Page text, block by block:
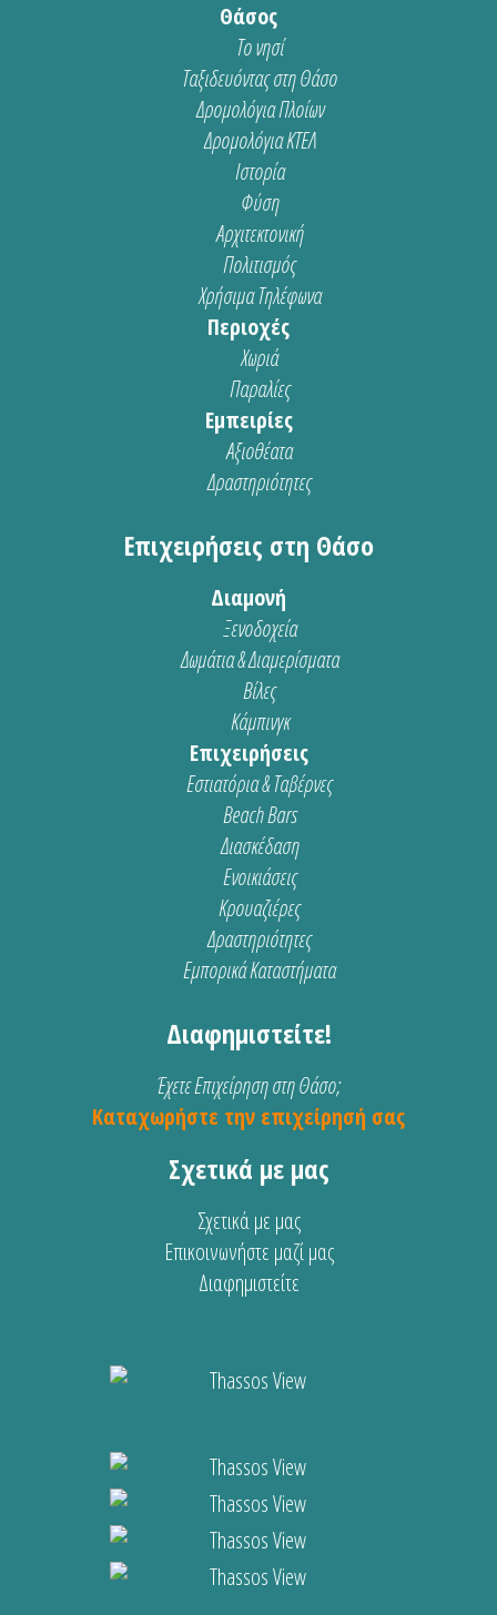
Θάσος
Το νησί
Ταξιδευόντας στη Θάσο
Δρομολόγια Πλοίων
Δρομολόγια ΚΤΕΛ
Ιστορία
Φύση
Αρχιτεκτονική
Πολιτισμός
Χρήσιμα Τηλέφωνα
Περιοχές
Χωριά
Παραλίες
Εμπειρίες
Αξιοθέατα
Δραστηριότητες
Επιχειρήσεις στη Θάσο
Διαμονή
Ξενοδοχεία
Δωμάτια & Διαμερίσματα
Βίλες
Κάμπινγκ
Επιχειρήσεις
Εστιατόρια & Ταβέρνες
Beach Bars
Διασκέδαση
Ενοικιάσεις
Κρουαζιέρες
Δραστηριότητες
Εμπορικά Καταστήματα
Διαφημιστείτε!
Έχετε Επιχείρηση στη Θάσο;
Καταχωρήστε την επιχείρησή σας
Σχετικά με μας
Σχετικά με μας
Επικοινωνήστε μαζί μας
Διαφημιστείτε